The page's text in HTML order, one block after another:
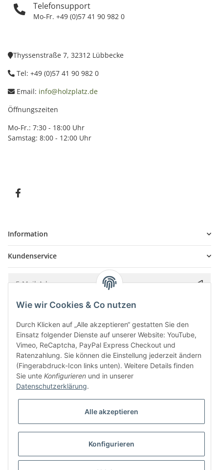
Telefonsupport
Mo-Fr. +49 (0)57 41 90 982 0
Thyssenstraße 7, 32312 Lübbecke
Tel: +49 (0)57 41 90 982 0
Email: info@holzplatz.de
Öffnungszeiten
Mo-Fr.: 7:30 - 18:00 Uhr
Samstag: 8:00 - 12:00 Uhr
Information
Kundenservice
Bitte senden Sie mir entsprechend IhrerDatenschutzerklärung
* Alle Preise inkl. gesetzlicher USt., zzgl.
Besucherzähler: 5842389
UmsetzungVlarom E-Commerce Agentur| Powered byJTL-Shop|
Wie wir Cookies & Co nutzen
Durch Klicken auf „Alle akzeptieren“ gestatten Sie den
Einsatz folgender Dienste auf unserer Website: YouTube,
Vimeo, ReCaptcha, PayPal Express Checkout und
Ratenzahlung. Sie können die Einstellung jederzeit ändern
(Fingerabdruck-Icon links unten). Weitere Details finden
Sie unte Konfigurieren und in unserer
Datenschutzerklärung.
Alle akzeptieren
Konfigurieren